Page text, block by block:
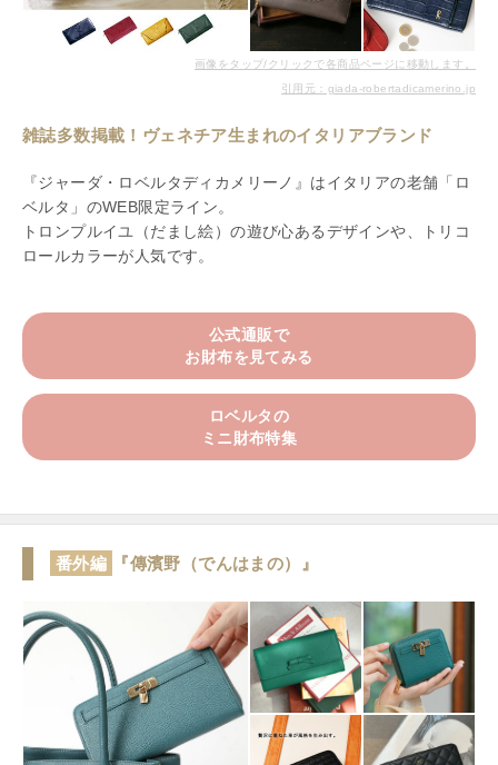
画像をタップ/クリックで各商品ページに移動します。
引用元：giada-robertadicamerino.jp
雑誌多数掲載！ヴェネチア生まれのイタリアブランド
『ジャーダ・ロベルタディカメリーノ』はイタリアの老舗「ロ
ベルタ」のWEB限定ライン。
トロンプルイユ（だまし絵）の遊び心あるデザインや、トリコ
ロールカラーが人気です。
公式通販で
お財布を見てみる
ロベルタの
ミニ財布特集
番外編 『傳濱野（でんはまの）』